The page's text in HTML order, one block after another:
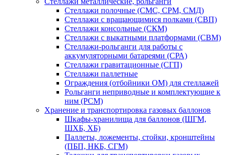
Стеллажи полочные (СМС, СРМ, СМД)
Стеллажи с вращающимися полками (СВП)
Стеллажи консольные (СКМ)
Стеллажи с выкатными платформами (СВМ)
Стеллажи-рольганги для работы с
аккумуляторными батареями (СРА)
Стеллажи гравитационные (СГП)
Стеллажи паллетные
Ограждения (отбойники ОМ) для стеллажей
Рольганги неприводные и комплектующие к
ним (РСМ)
Хранение и транспортировка газовых баллонов
Шкафы-хранилища для баллонов (ШГМ,
ШХБ, ХБ)
Паллеты, ложементы, стойки, кронштейны
(ПБП, НКБ, СГМ)